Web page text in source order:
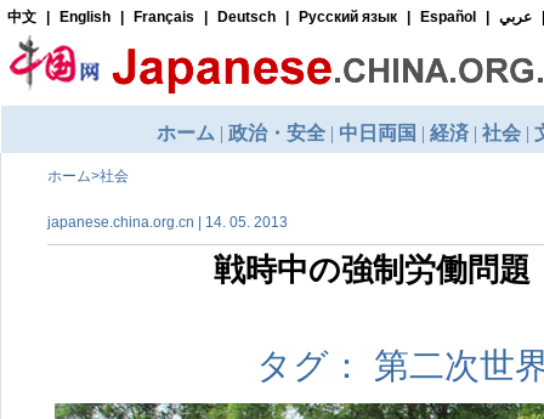
ホーム>社会
japanese.china.org.cn | 14. 05. 2013
戦時中の強制労働問
タグ： 第二次世